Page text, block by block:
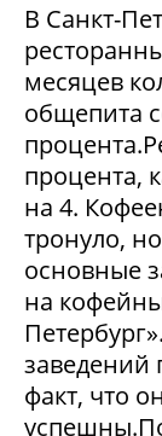
В Санкт-
месяцев
общепита
процента,
на 4.
тронуло,
основные
на
заведений
факт, что